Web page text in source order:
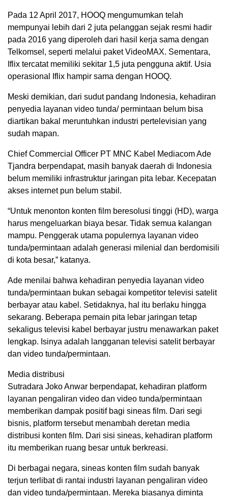
Pada 12 April 2017, HOOQ mengumumkan telah
mempunyai lebih dari 2 juta pelanggan sejak resmi hadir
pada 2016 yang diperoleh dari hasil kerja sama dengan
Telkomsel, seperti melalui paket VideoMAX. Sementara,
Iflix tercatat memiliki sekitar 1,5 juta pengguna aktif. Usia
operasional Iflix hampir sama dengan HOOQ.
Meski demikian, dari sudut pandang Indonesia, kehadiran
penyedia layanan video tunda/ permintaan belum bisa
diartikan bakal meruntuhkan industri pertelevisian yang
sudah mapan.
Chief Commercial Officer PT MNC Kabel Mediacom Ade
Tjandra berpendapat, masih banyak daerah di Indonesia
belum memiliki infrastruktur jaringan pita lebar. Kecepatan
akses internet pun belum stabil.
“Untuk menonton konten film beresolusi tinggi (HD), warga
harus mengeluarkan biaya besar. Tidak semua kalangan
mampu. Penggerak utama populernya layanan video
tunda/permintaan adalah generasi milenial dan berdomisili
di kota besar,” katanya.
Ade menilai bahwa kehadiran penyedia layanan video
tunda/permintaan bukan sebagai kompetitor televisi satelit
berbayar atau kabel. Setidaknya, hal itu berlaku hingga
sekarang. Beberapa pemain pita lebar jaringan tetap
sekaligus televisi kabel berbayar justru menawarkan paket
lengkap. Isinya adalah langganan televisi satelit berbayar
dan video tunda/permintaan.
Media distribusi
Sutradara Joko Anwar berpendapat, kehadiran platform
layanan pengaliran video dan video tunda/permintaan
memberikan dampak positif bagi sineas film. Dari segi
bisnis, platform tersebut menambah deretan media
distribusi konten film. Dari sisi sineas, kehadiran platform
itu memberikan ruang besar untuk berkreasi.
Di berbagai negara, sineas konten film sudah banyak
terjun terlibat di rantai industri layanan pengaliran video
dan video tunda/permintaan. Mereka biasanya diminta